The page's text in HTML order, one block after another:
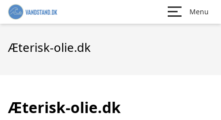
Menu
Æterisk-olie.dk
Æterisk-olie.dk